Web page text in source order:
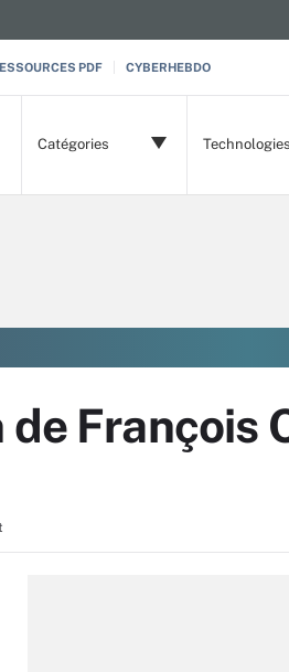
PDF CYBERHEBDO
Catégories Technologies
de François